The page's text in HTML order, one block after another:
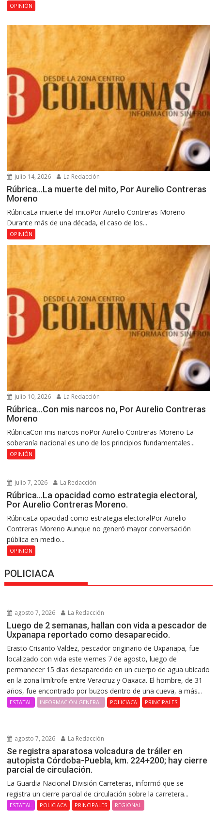
OPINIÓN
julio 14, 2026 La Redacción
Rúbrica…La muerte del mito, Por Aurelio Contreras
Moreno
RúbricaLa muerte del mitoPor Aurelio Contreras Moreno
Durante más de una década, el caso de los...
OPINIÓN
julio 10, 2026 La Redacción
Rúbrica…Con mis narcos no, Por Aurelio Contreras
Moreno
RúbricaCon mis narcos noPor Aurelio Contreras Moreno La
soberanía nacional es uno de los principios fundamentales...
OPINIÓN
julio 7, 2026 La Redacción
Rúbrica…La opacidad como estrategia electoral,
Por Aurelio Contreras Moreno.
RúbricaLa opacidad como estrategia electoralPor Aurelio
Contreras Moreno Aunque no generó mayor conversación
pública en medio...
OPINIÓN
POLICIACA
agosto 7, 2026 La Redacción
Luego de 2 semanas, hallan con vida a pescador de
Uxpanapa reportado como desaparecido.
Erasto Crisanto Valdez, pescador originario de Uxpanapa, fue
localizado con vida este viernes 7 de agosto, luego de
permanecer 15 días desaparecido en un cuerpo de agua ubicado
en la zona limítrofe entre Veracruz y Oaxaca. El hombre, de 31
años, fue encontrado por buzos dentro de una cueva, a más...
ESTATAL INFORMACIÓN GENERAL POLICIACA PRINCIPALES
agosto 7, 2026 La Redacción
Se registra aparatosa volcadura de tráiler en
autopista Córdoba-Puebla, km. 224+200; hay cierre
parcial de circulación.
La Guardia Nacional División Carreteras, informó que se
registra un cierre parcial de circulación sobre la carretera...
ESTATAL POLICIACA PRINCIPALES REGIONAL